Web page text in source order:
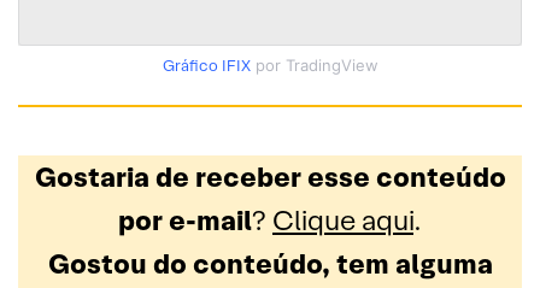
Gráfico IFIXpor TradingView
Gostaria de receber esse conteúdo
por e-mail? Clique aqui.
Gostou do conteúdo, tem alguma